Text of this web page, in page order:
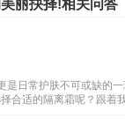
丽抉择!相关问答
是日常护肤不可或缺的
合适的隔离霜呢？跟着